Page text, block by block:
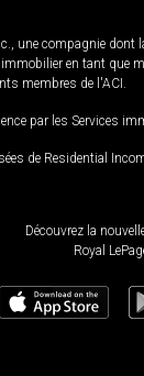
une compagnie
en tant
membres de l'ACI.
par les Services
de Residential
Découvrez la
Royal